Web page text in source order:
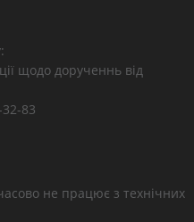
щодо дорученнь від
83
не працює з технічних